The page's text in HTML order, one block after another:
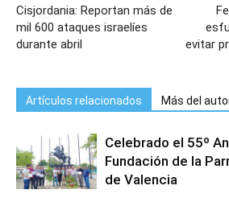
Cisjordania: Reportan más de
mil 600 ataques israelíes
durante abril
evitar
Artículos relacionados Más del
Celebrado el 55º
Fundación de la
de Valencia